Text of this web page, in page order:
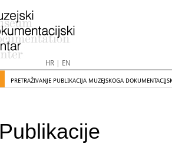
HR| EN
PRETRAŽIVANJE PUBLIKACIJA MUZEJSKOGA
Publikacije